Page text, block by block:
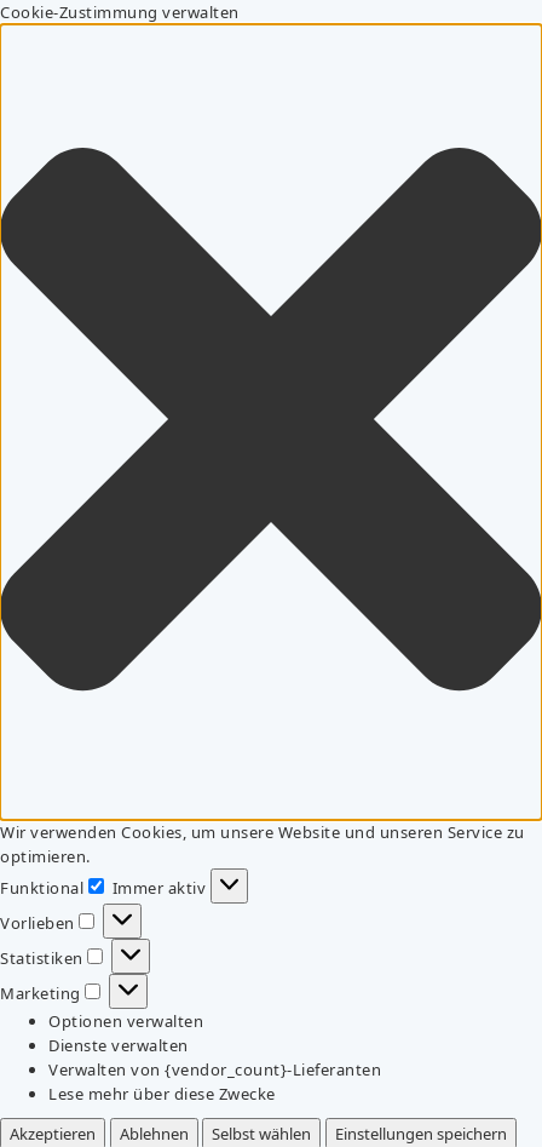
Cookie-Zustimmung verwalten
Wir verwenden Cookies, um unsere Website und unseren Service zu
optimieren.
Funktional
Funktional
Immer aktiv
Vorlieben
Vorlieben
Statistiken
Statistiken
Marketing
Marketing
Optionen verwalten
Dienste verwalten
Verwalten von {vendor_count}-Lieferanten
Lese mehr über diese Zwecke
Akzeptieren
Ablehnen Selbst wählen
Einstellungen speichern